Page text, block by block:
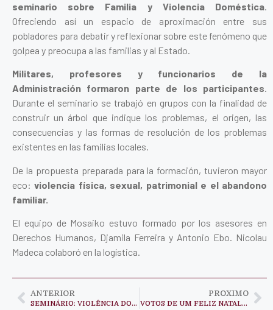
seminario sobre Familia y Violencia Doméstica.
Ofreciendo así un espacio de aproximación entre sus
pobladores para debatir y reflexionar sobre este fenómeno que
golpea y preocupa a las familias y al Estado.
Militares, profesores y funcionarios de la
Administración formaron parte de los participantes.
Durante el seminario se trabajó en grupos con la finalidad de
construir un árbol que indique los problemas, el origen, las
consecuencias y las formas de resolución de los problemas
existentes en las familias locales.
De la propuesta preparada para la formación, tuvieron mayor
eco:violencia física, sexual, patrimonial e el abandono
familiar.
El equipo de Mosaiko estuvo formado por los asesores en
Derechos Humanos, Djamila Ferreira y Antonio Ebo. Nicolau
Madeca colaboró en la logística.
ANTERIOR
SEMINÁRIO: VIOLÊNCIA DOMÉSTICA
PROXIMO
VOTOS DE UM FELIZ NATAL E UM 2013 REPLETO DE PAZ E HARMONIA